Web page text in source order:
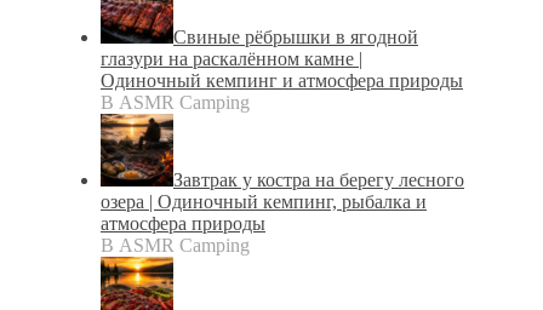
Свиные рёбрышки в ягодной
глазури на раскалённом камне |
Одиночный кемпинг и атмосфера природы
В ASMR Camping
Завтрак у костра на берегу лесного
озера | Одиночный кемпинг, рыбалка и
атмосфера природы
В ASMR Camping